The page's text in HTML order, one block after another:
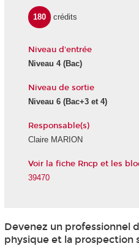
180 crédits
Niveau d'entrée
Niveau 4 (Bac)
Niveau de sortie
Niveau 6 (Bac+3 et 4)
Responsable(s)
Claire MARION
Voir la fiche Rncp et les
39470
Devenez un professionnel
physique et la prospection